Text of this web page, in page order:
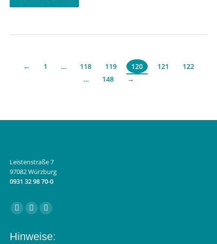
← 1 … 118 119 120 121
122
…
148 →
Leistenstraße 7
97082 Würzburg
0931 32 98 70-0
Finden Sie uns auf:
Facebook
opens
Instagram
opens
E-
page
Hinweise: